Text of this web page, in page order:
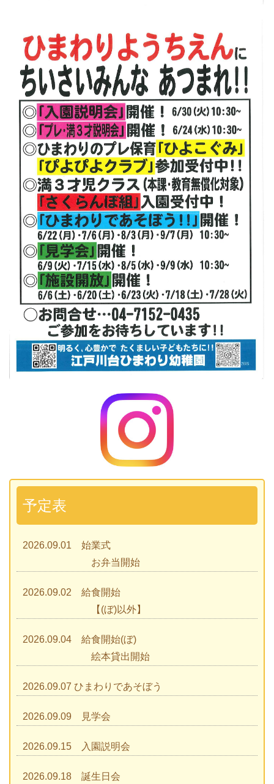
予定表
2026.09.01 始業式
お弁当開始
2026.09.02 給食開始
【(ぼ)以外】
2026.09.04 給食開始(ぼ)
絵本貸出開始
2026.09.07 ひまわりであそぼう
2026.09.09 見学会
2026.09.15 入園説明会
2026.09.18 誕生日会